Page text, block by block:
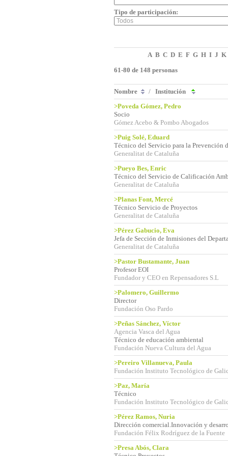
Tipo de participación:
A B C D E F G H I J K
61-80 de 148 personas
Nombre / Institución
>Poveda Gómez, Pedro
Socio
Gómez Acebo & Pombo Abogados
>Puig Solé, Eduard
Técnico del Servicio para la Prevención
Generalitat de Cataluña
>Pueyo Bes, Enric
Técnico del Servicio de Calificación
Generalitat de Cataluña
>Planas Font, Mercé
Técnico Servicio de Proyectos
Generalitat de Cataluña
>Pérez Gabucio, Eva
Jefa de Sección de Inmisiones del
Generalitat de Cataluña
>Pastor Bustamante, Juan
Profesor EOI
Fundador y CEO en Repensadores S.L
>Palomero, Guillermo
Director
Fundación Oso Pardo
>Peñas Sánchez, Víctor
Agencia Vasca del Agua
Técnico de educación ambiental
Fundación Nueva Cultura del Agua
>Pereiro Villanueva, Paula
Fundación Instituto Tecnológico de
>Paz, María
Técnico
Fundación Instituto Tecnológico de
>Pérez Ramos, Nuria
Dirección comercial.Innovación y
Fundación Félix Rodríguez de la Fuente
>Presa Abós, Clara